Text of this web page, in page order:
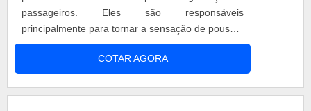
passageiros. Eles são responsáveis
principalmente para tornar a sensação de pouso a
mais leve possível. Para que as duas situações
sejam completadas com eficiência, é necessário
que o pneu seja fabricado com material de
COTAR AGORA